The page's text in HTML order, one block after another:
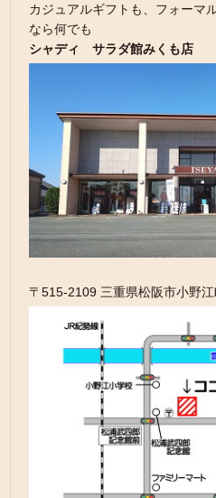
カジュアルギフトも、フォーマ
なら何でも
シャディ サラダ館みくも店
〒515-2109 三重県松阪市小野